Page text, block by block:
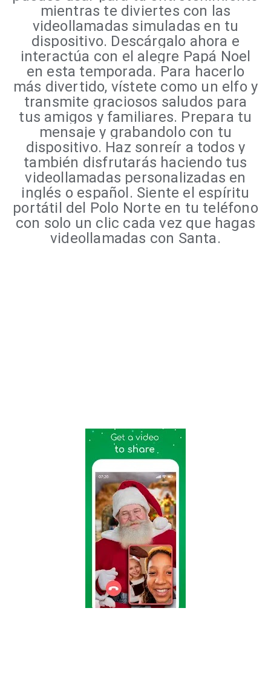
mientras te diviertes con las
videollamadas simuladas en tu
dispositivo. Descárgalo ahora e
interactúa con el alegre Papá Noel
en esta temporada. Para hacerlo
más divertido, vístete como un elfo y
transmite graciosos saludos para
tus amigos y familiares. Prepara tu
mensaje y grabandolo con tu
dispositivo. Haz sonreír a todos y
también disfrutarás haciendo tus
videollamadas personalizadas en
inglés o español. Siente el espíritu
portátil del Polo Norte en tu teléfono
con solo un clic cada vez que hagas
videollamadas con Santa.